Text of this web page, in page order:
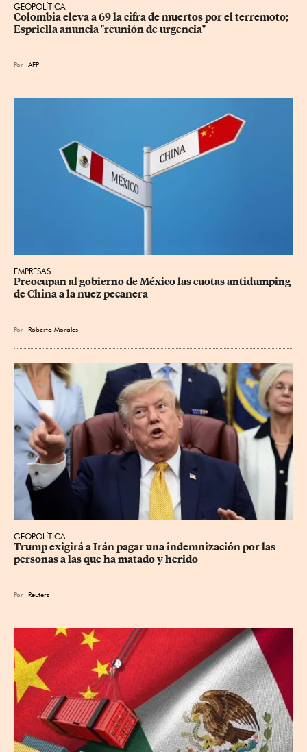
GEOPOLÍTICA
Colombia eleva a 69 la cifra de muertos por el terremoto;
Espriella anuncia "reunión de urgencia"
Por AFP
EMPRESAS
Preocupan al gobierno de México las cuotas antidumping
de China a la nuez pecanera
Por Roberto Morales
GEOPOLÍTICA
Trump exigirá a Irán pagar una indemnización por las
personas a las que ha matado y herido
Por Reuters